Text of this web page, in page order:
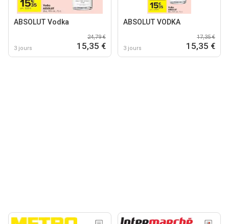
ABSOLUT Vodka
3 jours
24,79 €
15,35 €
ABSOLUT VODKA
3 jours
17,35 €
15,35 €